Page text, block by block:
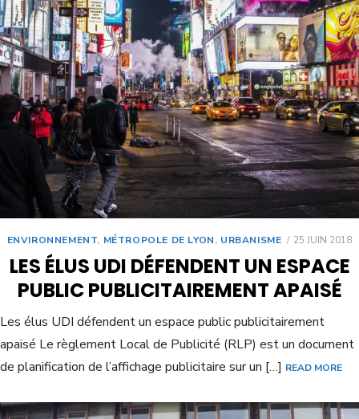
ENVIRONNEMENT, MÉTROPOLE DE LYON, URBANISME 25 JUIN 2018
LES ÉLUS UDI DÉFENDENT UN ESPACE
PUBLIC PUBLICITAIREMENT APAISÉ
Les élus UDI défendent un espace public publicitairement
apaisé Le règlement Local de Publicité (RLP) est un document
de planification de l’affichage publicitaire sur un […] READ MORE